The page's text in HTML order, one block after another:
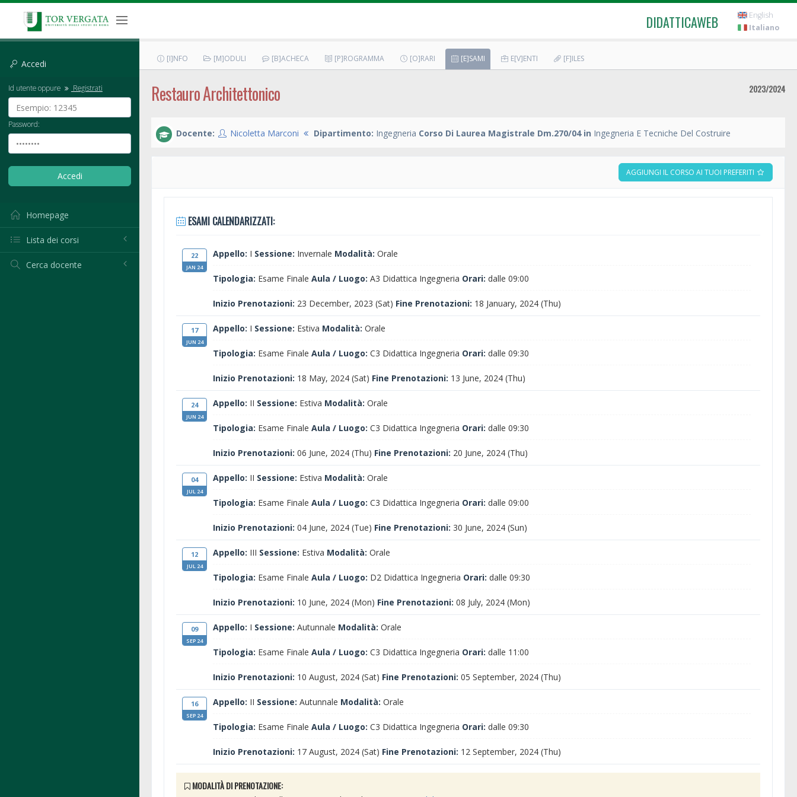
DIDATTICAWEB
English
Italiano
Accedi
Id utente oppure Registrati
Password:
Homepage
Lista dei corsi
Cerca docente
[I]NFO [M]ODULI [B]ACHECA [P]ROGRAMMA [O]RARI [E]SAMI E[V]ENTI [F]ILES
Restauro Architettonico 2023/2024
Docente: Nicoletta Marconi Dipartimento: Ingegneria Corso Di Laurea Magistrale Dm.270/04 in Ingegneria E Tecniche Del Costruire
AGGIUNGI IL CORSO AI TUOI PREFERITI
ESAMI CALENDARIZZATI:
22
JAN 24
Appello: I Sessione: Invernale Modalità: Orale
Tipologia: Esame Finale Aula / Luogo: A3 Didattica Ingegneria Orari: dalle 09:00
Inizio Prenotazioni: 23 December, 2023 (Sat) Fine Prenotazioni: 18 January, 2024 (Thu)
17
JUN 24
Appello: I Sessione: Estiva Modalità: Orale
Tipologia: Esame Finale Aula / Luogo: C3 Didattica Ingegneria Orari: dalle 09:30
Inizio Prenotazioni: 18 May, 2024 (Sat) Fine Prenotazioni: 13 June, 2024 (Thu)
24
JUN 24
Appello: II Sessione: Estiva Modalità: Orale
Tipologia: Esame Finale Aula / Luogo: C3 Didattica Ingegneria Orari: dalle 09:30
Inizio Prenotazioni: 06 June, 2024 (Thu) Fine Prenotazioni: 20 June, 2024 (Thu)
04
JUL 24
Appello: II Sessione: Estiva Modalità: Orale
Tipologia: Esame Finale Aula / Luogo: C3 Didattica Ingegneria Orari: dalle 09:00
Inizio Prenotazioni: 04 June, 2024 (Tue) Fine Prenotazioni: 30 June, 2024 (Sun)
12
JUL 24
Appello: III Sessione: Estiva Modalità: Orale
Tipologia: Esame Finale Aula / Luogo: D2 Didattica Ingegneria Orari: dalle 09:30
Inizio Prenotazioni: 10 June, 2024 (Mon) Fine Prenotazioni: 08 July, 2024 (Mon)
09
SEP 24
Appello: I Sessione: Autunnale Modalità: Orale
Tipologia: Esame Finale Aula / Luogo: C3 Didattica Ingegneria Orari: dalle 11:00
Inizio Prenotazioni: 10 August, 2024 (Sat) Fine Prenotazioni: 05 September, 2024 (Thu)
16
SEP 24
Appello: II Sessione: Autunnale Modalità: Orale
Tipologia: Esame Finale Aula / Luogo: C3 Didattica Ingegneria Orari: dalle 09:30
Inizio Prenotazioni: 17 August, 2024 (Sat) Fine Prenotazioni: 12 September, 2024 (Thu)
MODALITÀ DI PRENOTAZIONE: